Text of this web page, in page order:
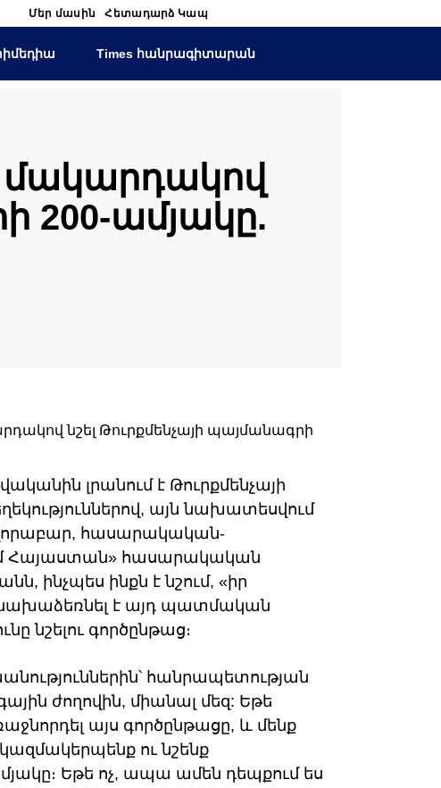
Մեր մասին Հետադարձ Կապ
Times հանրագիտարան
մակարդակով
200-ամյակը.
լրանում է Թուրքմենչայի
այն նախատեսվում
հասարակական-
Հայաստան» հասարակական
ինչպես ինքն է նշում, «իր
է այդ պատմական
նշելու գործընթաց։
հանրապետության
ժողովին, միանալ մեզ: Եթե
այս գործընթացը, և մենք
ու նշենք
Եթե ոչ, ապա ամեն դեպքում ես